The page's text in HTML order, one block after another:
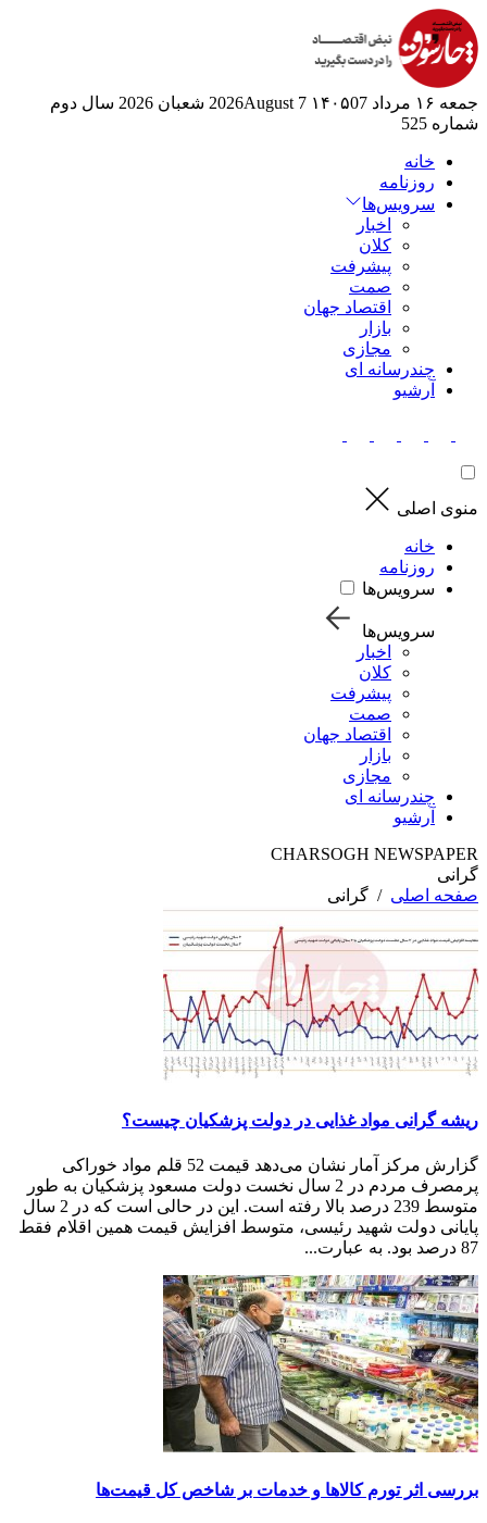
جمعه ۱۶ مرداد ۱۴۰۵ 07 2026August 7 شعبان 2026
سال دوم
شماره 525
خانه
روزنامه
سرویس‌ها
اخبار
کلان
پیشرفت
صمت
اقتصاد جهان
بازار
مجازی
چندرسانه ای
آرشیو
منوی اصلی
خانه
روزنامه
سرویس‌ها
سرویس‌ها
اخبار
کلان
پیشرفت
صمت
اقتصاد جهان
بازار
مجازی
چندرسانه ای
آرشیو
CHARSOGH NEWSPAPER
گرانی
صفحه اصلی / گرانی
ریشه گرانی مواد غذایی در دولت پزشکیان چیست؟
گزارش مرکز آمار نشان می‌دهد قیمت 52 قلم مواد خوراکی
پرمصرف مردم در 2 سال نخست دولت مسعود پزشکیان به طور
متوسط 239 درصد بالا رفته است. این در حالی است که در 2 سال
پایانی دولت شهید رئیسی، متوسط افزایش قیمت همین اقلام فقط
87 درصد بود. به عبارت...
بررسی اثر تورم کالاها و خدمات بر شاخص کل قیمت‌ها